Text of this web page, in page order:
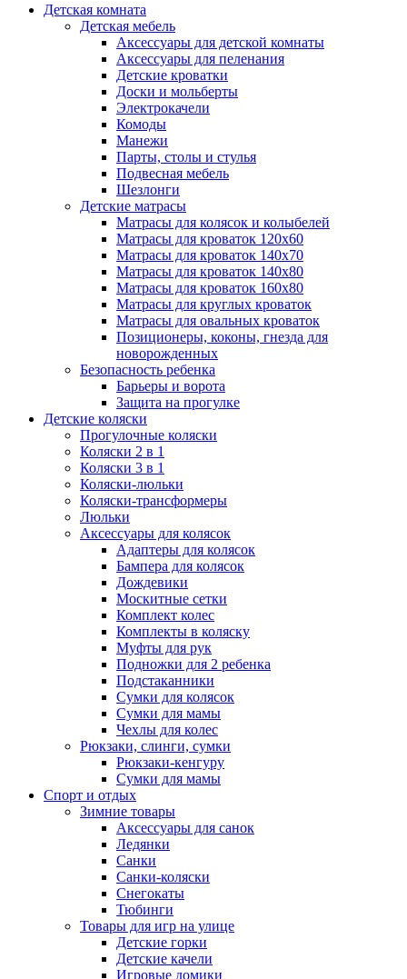
Детская комната
Детская мебель
Аксессуары для детской комнаты
Аксессуары для пеленания
Детские кроватки
Доски и мольберты
Электрокачели
Комоды
Манежи
Парты, столы и стулья
Подвесная мебель
Шезлонги
Детские матрасы
Матрасы для колясок и колыбелей
Матрасы для кроваток 120х60
Матрасы для кроваток 140х70
Матрасы для кроваток 140х80
Матрасы для кроваток 160х80
Матрасы для круглых кроваток
Матрасы для овальных кроваток
Позиционеры, коконы, гнезда для
новорожденных
Безопасность ребенка
Барьеры и ворота
Защита на прогулке
Детские коляски
Прогулочные коляски
Коляски 2 в 1
Коляски 3 в 1
Коляски-люльки
Коляски-трансформеры
Люльки
Аксессуары для колясок
Адаптеры для колясок
Бампера для колясок
Дождевики
Москитные сетки
Комплект колес
Комплекты в коляску
Муфты для рук
Подножки для 2 ребенка
Подстаканники
Сумки для колясок
Сумки для мамы
Чехлы для колес
Рюкзаки, слинги, сумки
Рюкзаки-кенгуру
Сумки для мамы
Спорт и отдых
Зимние товары
Аксессуары для санок
Ледянки
Санки
Санки-коляски
Снегокаты
Тюбинги
Товары для игр на улице
Детские горки
Детские качели
Игровые домики